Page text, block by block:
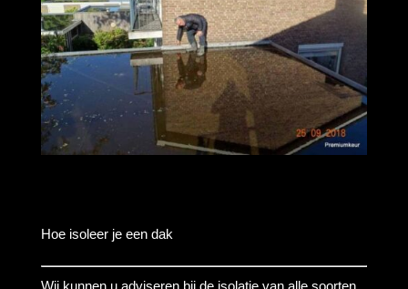
Hoe isoleer je een dak
Wij kunnen u adviseren bij de isolatie van alle soorten